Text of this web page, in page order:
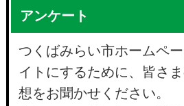
アンケート
つくばみらい市ホームペ
イトにするために、皆さ
想をお聞かせください。